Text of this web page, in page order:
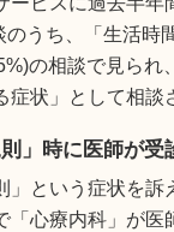
うち、「生活時
の相談で見られ
状」として相談
則」時に医師が
」という症状を訴
「心療内科」が医